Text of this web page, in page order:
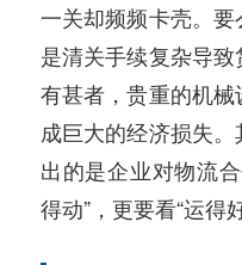
一关却频频卡壳。
是清关手续复杂导
有甚者，贵重的机
成巨大的经济损失
出的是企业对物流
得动”，更要看“运得好